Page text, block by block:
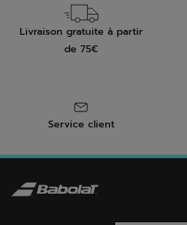
Livraison gratuite à partir
de 75€
Service client